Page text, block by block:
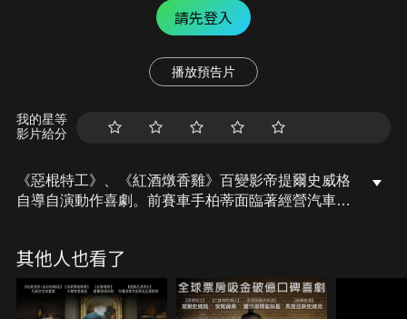
請先登入
播放預告片
我的星等
影片給分
《惡棍特工》、《紅酒燉香雞》百變影帝提爾史威格
自導自演動作喜劇。前賽車手柏蒂面臨著經營汽車維
而，前妻突然前來，要求他照顧他們的兒子。柏蒂將
如何在僅有的一個月內重新找回昔日風采？
其他人也看了